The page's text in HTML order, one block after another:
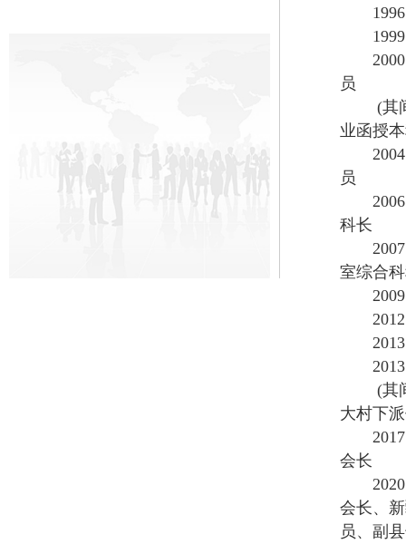
员
(其间
业函授
员
科长
室综合
(其间
大村下
会长
会长、
员、副